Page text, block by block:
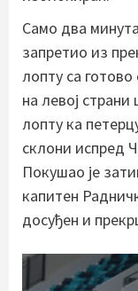
Само два
запретио из
лопту са
на левој
лопту ка
склони испред
Покушао је
капитен
досуђен и